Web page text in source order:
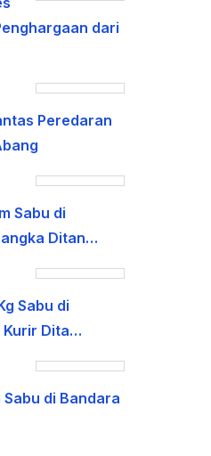
dari
Peredaran
Sabu di
Ditan…
Sabu di
Kurir Dita…
di Bandara